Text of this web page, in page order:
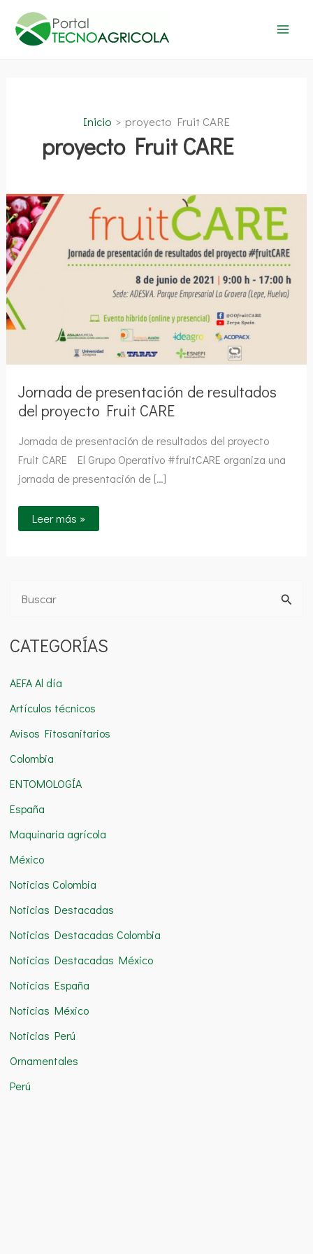
contenido
Inicio proyecto Fruit CARE
proyecto Fruit CARE
Jornada de presentación de resultados
del proyecto Fruit CARE
Jornada de presentación de resultados del proyecto
Fruit CARE El Grupo Operativo #fruitCARE organiza una
jornada de presentación de […]
Jornada
de
presentación
de
resultados
del
proyecto
Leer más »
s
a
r
p
o
r
:
CATEGORÍAS
AEFA Al día
Artículos técnicos
Avisos Fitosanitarios
Colombia
ENTOMOLOGÍA
España
Maquinaria agrícola
México
Noticias Colombia
Noticias Destacadas
Noticias Destacadas Colombia
Noticias Destacadas México
Noticias España
Noticias México
Noticias Perú
Ornamentales
Perú